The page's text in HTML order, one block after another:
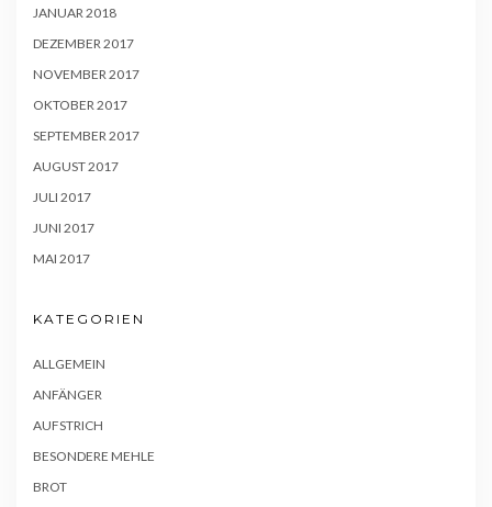
JANUAR 2018
DEZEMBER 2017
NOVEMBER 2017
OKTOBER 2017
SEPTEMBER 2017
AUGUST 2017
JULI 2017
JUNI 2017
MAI 2017
KATEGORIEN
ALLGEMEIN
ANFÄNGER
AUFSTRICH
BESONDERE MEHLE
BROT